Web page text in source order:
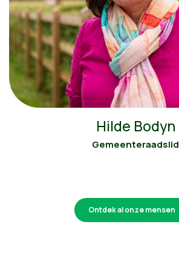
Hilde Bodyn
Gemeenteraadslid
Ontdek al onze mensen